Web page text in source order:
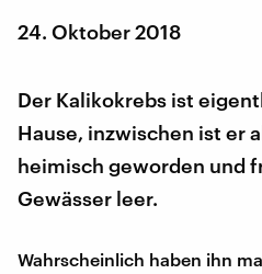
24. Oktober 2018
Der Kalikokrebs ist
Hause, inzwischen ist er
heimisch geworden und
Gewässer leer.
Wahrscheinlich haben ihn